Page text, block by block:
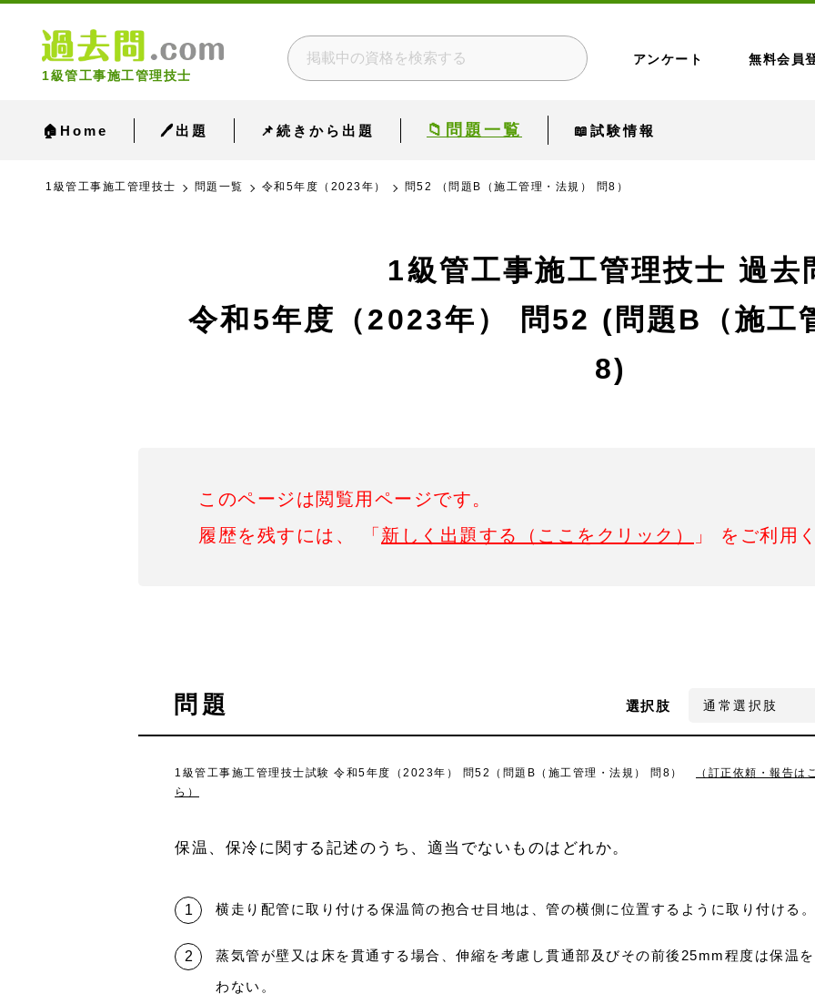
1級管工事施工管理技士
アンケート 無料会員
🏠Home 🖊出題 📌続きから出題 📁問題一覧 📖試験情報
1級管工事施工管理技士 問題一覧 令和5年度（2023年） 問52 （問題B（施工管理・法規） 問8）
1級管工事施工管理技士 過去
令和5年度（2023年）
問52 (問題B（施工
8)
このページは閲覧用ページです。
履歴を残すには、 「 新しく出題する（ここをクリック） 」 をご利用
問題 選択肢
1級管工事施工管理技士試験 令和5年度（2023年） 問52（問題B（施工管理・法規） 問8）
（訂正依頼・報告は
ら）
保温、保冷に関する記述のうち、適当でないものはどれか。
横走り配管に取り付ける保温筒の抱合せ目地は、管の横側に位置するように取り付ける。
蒸気管が壁又は床を貫通する場合、伸縮を考慮し貫通部及びその前後25mm程度は保温
わない。